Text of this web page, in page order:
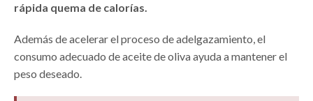
rápida quema de calorías.
Además de acelerar el proceso de adelgazamiento, el
consumo adecuado de aceite de oliva ayuda a mantener el
peso deseado.